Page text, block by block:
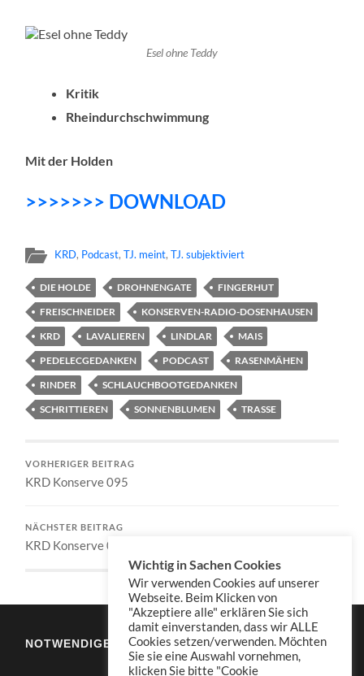
Esel ohne Teddy
Kritik
Rheindurchschwimmung
Mit der Holden
>>>>>>> DOWNLOAD
KRD, Podcast,TJ. meint,TJ. subjektiviert
DIE HOLDE DROHNENGATE
FINGERHUT
FREISCHNEIDER
KONSERVEN-RADIO-DOSENHAUSEN
KRD
LAVALIEREN LINDLAR
MAIS
PEDELECGEDANKEN
PODCAST
RASENMÄHEN
RINDER
SCHLAUCHBOOTGEDANKEN
SCHRITTIEREN
SONNENBLUMEN TRASSE
VORHERIGER BEITRAG
KRD Konserve 095
NÄCHSTER BEITRAG
KRD Konserve 097
NOTWENDIGES
Wichtig in Sachen Cookies
Wir verwenden Cookies auf unserer
Webseite. Beim Klicken von
"Akzeptiere alle" erklären Sie sich
damit einverstanden, dass wir ALLE
Cookies setzen/verwenden. Möchten
Sie sie eine Auswahl vornehmen,
klicken Sie bitte "Cookie